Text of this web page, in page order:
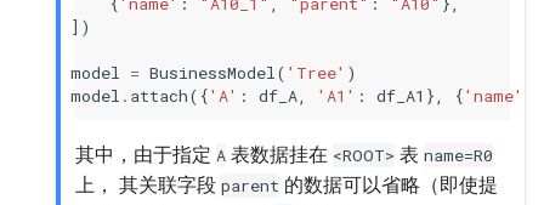
])
model = BusinessModel ( 'Tree' )
model . attach({'A' : df_A 'A1' : df_A1 }, {'name'
其中，由于指定 A 表数据挂在 <ROOT> 表 name=R0
上， 其关联字段 parent 的数据可以省略（即使提